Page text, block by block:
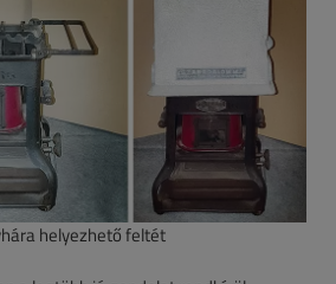
helyezhető feltét